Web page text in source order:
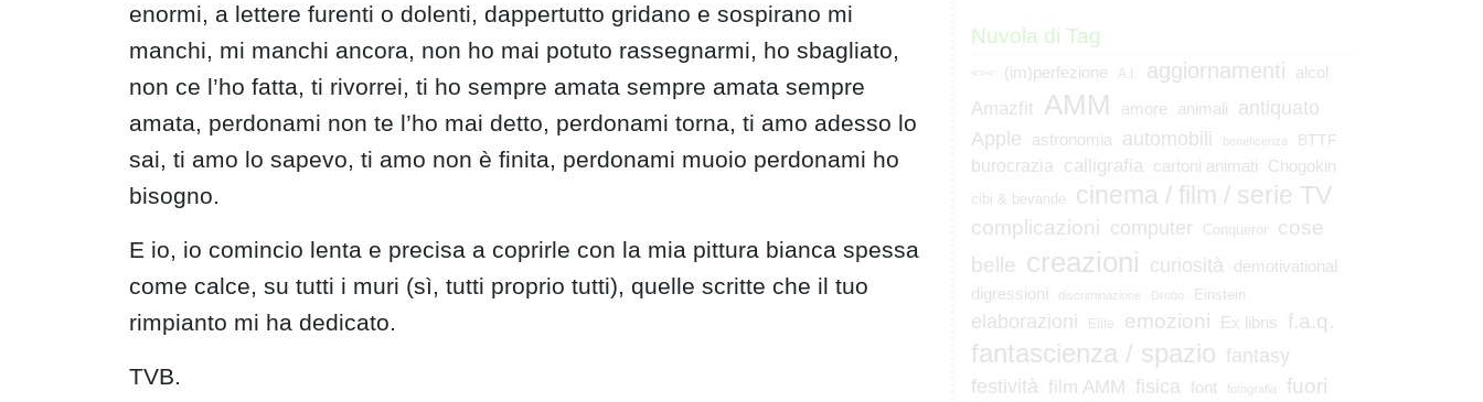
enormi, a lettere furenti o dolenti, dappertutto gridano e sospirano mi
manchi, mi manchi ancora, non ho mai potuto rassegnarmi, ho sbagliato,
non ce l’ho fatta, ti rivorrei, ti ho sempre amata sempre amata sempre
amata, perdonami non te l’ho mai detto, perdonami torna, ti amo adesso lo
sai, ti amo lo sapevo, ti amo non è finita, perdonami muoio perdonami ho
bisogno.
E io, io comincio lenta e precisa a coprirle con la mia pittura bianca spessa
come calce, su tutti i muri (sì, tutti proprio tutti), quelle scritte che il tuo
rimpianto mi ha dedicato.
TVB.
Nuvola di Tag
<>< (im)perfezione A.I. aggiornamenti alcol
Amazfit AMM amore animali antiquato
Apple astronomia automobili beneficenza BTTF
burocrazia calligrafia cartoni animati Chogokin
cibi & bevande cinema / film / serie TV
complicazioni computer Conqueror
cose
belle creazioni curiosità
demotivational
digressioni
discriminazione Drobo Einstein
elaborazioni Elite emozioni Ex libris f.a.q.
fantascienza / spazio fantasy
festività film AMM fisica font fotografia
fuori